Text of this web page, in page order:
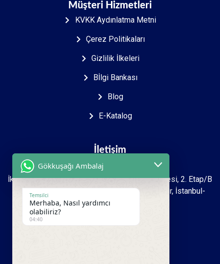
Müşteri Hizmetleri
KVKK Aydınlatma Metni
Çerez Politikaları
Gizlilik İlkeleri
Bİlgi Bankası
Blog
E-Katalog
İletişim
İkitelli O.S.B Mah. 2723. sokak İpkas Sanayi Sitesi, 2. Etap/B
Ada 7 Zemin 1.kat İşyeri No: 27-39 Başakşehir, İstanbul-
Türkiye
Gökkuşağı Ambalaj
Temsilci
Merhaba, Nasıl yardımcı
olabiliriz?
04:40